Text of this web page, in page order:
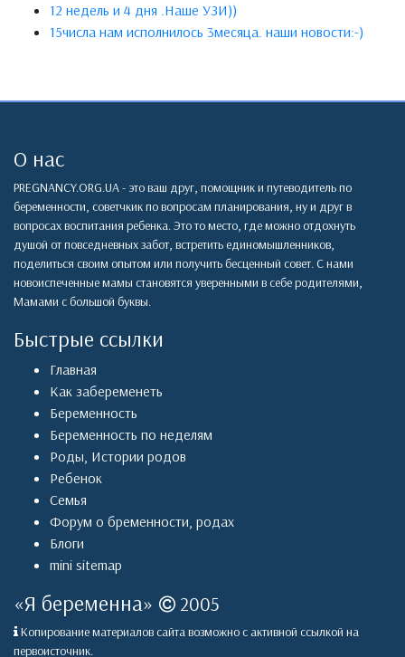
12 недель и 4 дня .Наше УЗИ))
15числа нам исполнилось 3месяца. наши новости:-)
О нас
PREGNANCY.ORG.UA - это ваш друг, помощник и путеводитель по
беременности, советчкик по вопросам планирования, ну и друг в
вопросах воспитания ребенка. Это то место, где можно отдохнуть
душой от повседневных забот, встретить единомышленников,
поделиться своим опытом или получить бесценный совет. С нами
новоиспеченные мамы становятся уверенными в себе родителями,
Мамами с большой буквы.
Быстрые ссылки
Главная
Как забеременеть
Беременность
Беременность по неделям
Роды, Истории родов
Ребенок
Семья
Форум о бременности, родах
Блоги
mini sitemap
«Я беременна» 2005
Копирование материалов сайта возможно с активной ссылкой на
первоисточник.